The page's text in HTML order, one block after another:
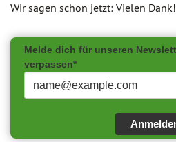
Wir sagen schon jetzt: Vielen Dank!
Melde dich für unseren
verpassen*